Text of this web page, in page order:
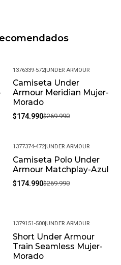
-35%
1376339-572|UNDER ARMOUR
Camiseta Under
Armour Meridian Mujer-
Morado
$174.990$269.990
-35%
1377374-472| UNDER ARMOUR
Camiseta Polo Under
Armour Matchplay-Azul
$174.990$269.990
-34%
1379151-500 UNDER ARMOUR
Short Under Armour
Train Seamless Mujer-
Morado